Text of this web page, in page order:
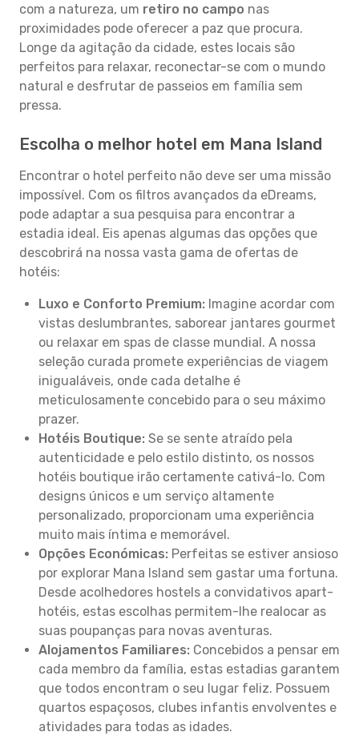
com a natureza, um retiro no campo nas
proximidades pode oferecer a paz que procura.
Longe da agitação da cidade, estes locais são
perfeitos para relaxar, reconectar-se com o mundo
natural e desfrutar de passeios em família sem
pressa.
Escolha o melhor hotel em Mana Island
Encontrar o hotel perfeito não deve ser uma missão
impossível. Com os filtros avançados da eDreams,
pode adaptar a sua pesquisa para encontrar a
estadia ideal. Eis apenas algumas das opções que
descobrirá na nossa vasta gama de ofertas de
hotéis:
Luxo e Conforto Premium: Imagine acordar com
vistas deslumbrantes, saborear jantares gourmet
ou relaxar em spas de classe mundial. A nossa
seleção curada promete experiências de viagem
inigualáveis, onde cada detalhe é
meticulosamente concebido para o seu máximo
prazer.
Hotéis Boutique: Se se sente atraído pela
autenticidade e pelo estilo distinto, os nossos
hotéis boutique irão certamente cativá-lo. Com
designs únicos e um serviço altamente
personalizado, proporcionam uma experiência
muito mais íntima e memorável.
Opções Económicas: Perfeitas se estiver ansioso
por explorar Mana Island sem gastar uma fortuna.
Desde acolhedores hostels a convidativos apart-
hotéis, estas escolhas permitem-lhe realocar as
suas poupanças para novas aventuras.
Alojamentos Familiares: Concebidos a pensar em
cada membro da família, estas estadias garantem
que todos encontram o seu lugar feliz. Possuem
quartos espaçosos, clubes infantis envolventes e
atividades para todas as idades.